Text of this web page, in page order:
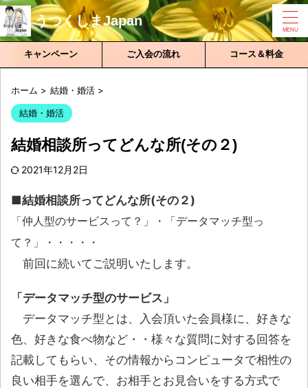
うつくしまJapan
キャンペーン ご入会の流れ コース＆料金
ホーム > 結婚・婚活 >
結婚・婚活
結婚相談所ってどんな所(その２)
2021年12月2日
■結婚相談所ってどんな所(その２)
「仲人型のサービスって？」・「データマッチ型っ
て？」・・・・・
前回に続いてご説明いたします。
「データマッチ型のサービス」
データマッチ型とは、入会頂いた会員様に、好きな
色、好きな食べ物など・・様々な質問に対する回答を
記載してもらい、その情報からコンピュータで相性の
良い相手を選んで、お相手とお見合いをする方式で